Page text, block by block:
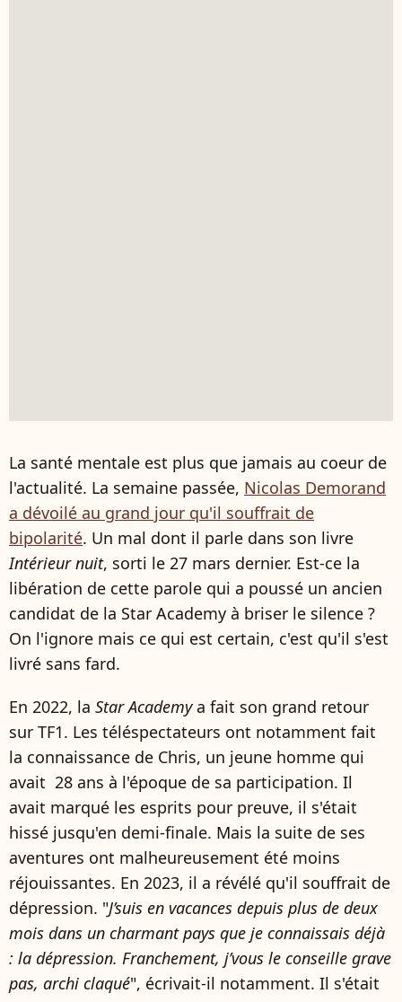
La santé mentale est plus que jamais au coeur de
l'actualité. La semaine passée, Nicolas Demorand
a dévoilé au grand jour qu'il souffrait de
bipolarité. Un mal dont il parle dans son livre
Intérieur nuit, sorti le 27 mars dernier. Est-ce la
libération de cette parole qui a poussé un ancien
candidat de la Star Academy à briser le silence ?
On l'ignore mais ce qui est certain, c'est qu'il s'est
livré sans fard.
En 2022, la Star Academya fait son grand retour
sur TF1. Les téléspectateurs ont notamment fait
la connaissance de Chris, un jeune homme qui
avait 28 ans à l'époque de sa participation. Il
avait marqué les esprits pour preuve, il s'était
hissé jusqu'en demi-finale. Mais la suite de ses
aventures ont malheureusement été moins
réjouissantes. En 2023, il a révélé qu'il souffrait de
dépression. "J’suis en vacances depuis plus de deux
mois dans un charmant pays que je connaissais déjà
: la dépression. Franchement, j’vous le conseille grave
pas, archi claqué", écrivait-il notamment. Il s'était